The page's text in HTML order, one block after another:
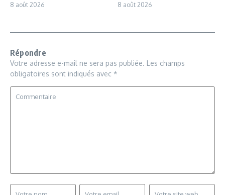
8 août 2026 8 août 2026
Répondre
Votre adresse e-mail ne sera pas publiée. Les champs
obligatoires sont indiqués avec *